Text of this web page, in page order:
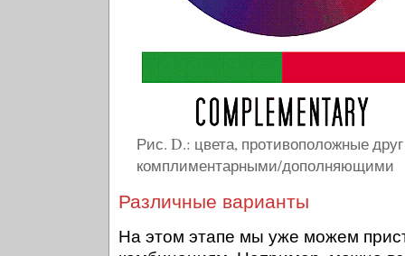
Рис. D.: цвета, противоположные
комплиментарными/дополняющими
Различные варианты
На этом этапе мы уже можем